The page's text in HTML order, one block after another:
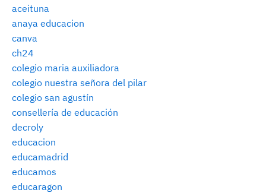
aceituna
anaya educacion
canva
ch24
colegio maria auxiliadora
colegio nuestra señora del pilar
colegio san agustín
consellería de educación
decroly
educacion
educamadrid
educamos
educaragon